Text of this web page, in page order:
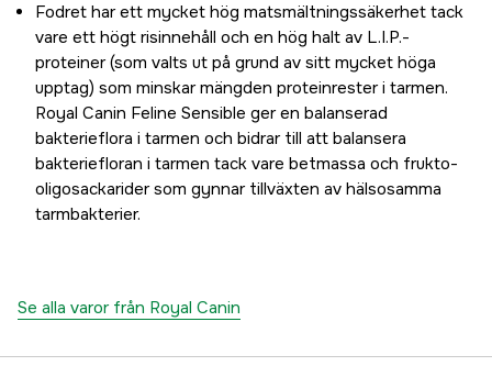
Fodret har ett mycket hög matsmältningssäkerhet tack
vare ett högt risinnehåll och en hög halt av L.I.P.-
proteiner (som valts ut på grund av sitt mycket höga
upptag) som minskar mängden proteinrester i tarmen.
Royal Canin Feline Sensible ger en balanserad
bakterieflora i tarmen och bidrar till att balansera
bakteriefloran i tarmen tack vare betmassa och frukto-
oligosackarider som gynnar tillväxten av hälsosamma
tarmbakterier.
Se alla varor från Royal Canin